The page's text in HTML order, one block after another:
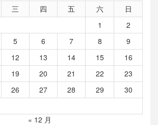
三 四 五 六
日
1
2
5 6 7 8
9
12 13 14 15
16
19 20 21 22
23
26 27 28 29
30
« 12 月